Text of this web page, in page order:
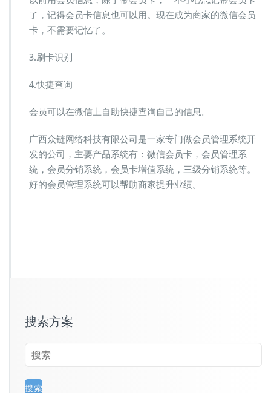
了，记得会员卡信息也可以用。现在成为商家的微信会员
卡，不需要记忆了。
3.刷卡识别
4.快捷查询
会员可以在微信上自助快捷查询自己的信息。
广西众链网络科技有限公司是一家专门做会员管理系统开
发的公司，主要产品系统有：微信会员卡，会员管理系
统，会员分销系统，会员卡增值系统，三级分销系统等。
好的会员管理系统可以帮助商家提升业绩。
搜索方案